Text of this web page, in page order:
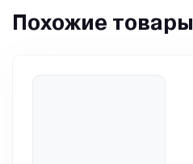
Похожие товары